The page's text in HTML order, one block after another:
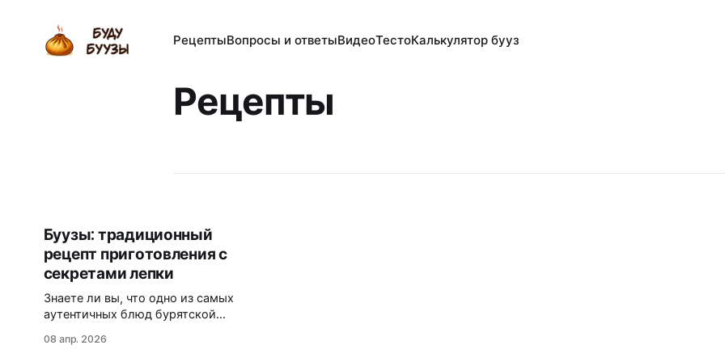
РецептыВопросы и ответыВидеоТестоКалькулятор бууз
Рецепты
Буузы: традиционный
рецепт приготовления с
секретами лепки
Знаете ли вы, что одно из самых
аутентичных блюд бурятской
идеальным балансом мяса, теста
08 апр. 2026